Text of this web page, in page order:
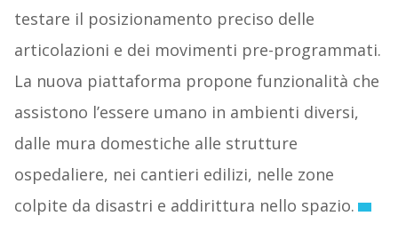
testare il posizionamento preciso delle
articolazioni e dei movimenti pre-programmati.
La nuova piattaforma propone funzionalità che
assistono l’essere umano in ambienti diversi,
dalle mura domestiche alle strutture
ospedaliere, nei cantieri edilizi, nelle zone
colpite da disastri e addirittura nello spazio.